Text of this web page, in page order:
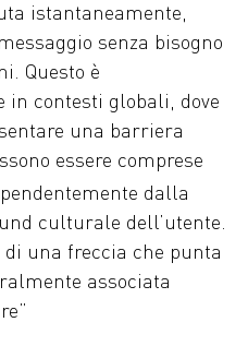
istantaneamente,
senza bisogno
Questo è
contesti globali, dove
una barriera
essere comprese
dalla
culturale dell’utente.
di una freccia che punta
associata